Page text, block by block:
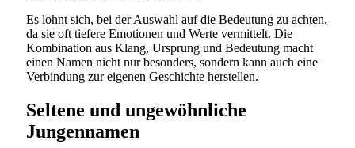
Es lohnt sich, bei der Auswahl auf die Bedeutung zu achten,
da sie oft tiefere Emotionen und Werte vermittelt. Die
Kombination aus Klang, Ursprung und Bedeutung macht
einen Namen nicht nur besonders, sondern kann auch eine
Verbindung zur eigenen Geschichte herstellen.
Seltene und ungewöhnliche
Jungennamen